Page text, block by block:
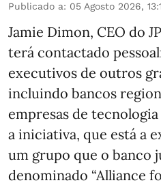
Publicado a: 05 Agosto 2026,
Jamie Dimon, CEO do
terá contactado
executivos de outros
incluindo bancos
empresas de
a iniciativa, que está a
um grupo que o banco
denominado “Alliance